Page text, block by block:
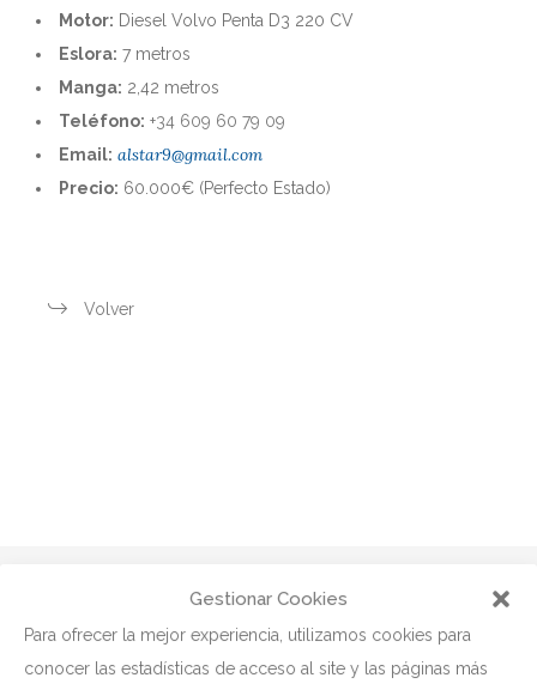
Gestionar Cookies
Para ofrecer la mejor experiencia, utilizamos cookies para
conocer las estadísticas de acceso al site y las páginas más
Motor: Diesel Volvo Penta D3 220 CV
Eslora: 7 metros
Manga: 2,42 metros
Teléfono: +34 609 60 79 09
Email: alstar9@gmail.com
Precio: 60.000€ (Perfecto Estado)
Volver